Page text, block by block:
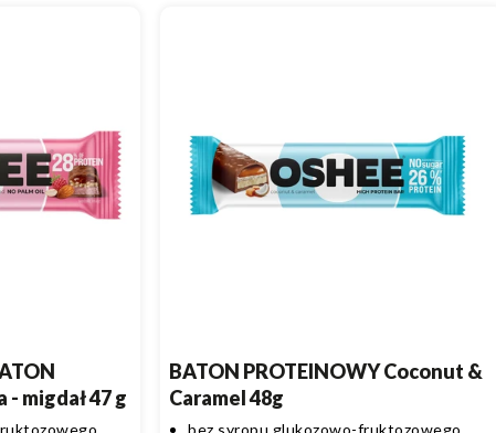
- migdał 47 g
BATON PROTEINOWY Coconut &
Caramel 48g